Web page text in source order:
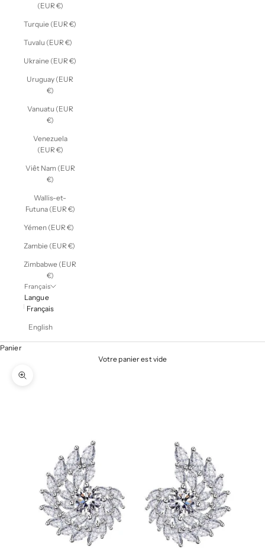
(EUR €)
Turquie (EUR €)
Tuvalu (EUR €)
Ukraine (EUR €)
Uruguay (EUR
€)
Vanuatu (EUR
€)
Venezuela
(EUR €)
Viêt Nam (EUR
€)
Wallis-et-
Futuna (EUR €)
Yémen (EUR €)
Zambie (EUR €)
Zimbabwe (EUR
€)
Français
Langue
Français
English
Panier
Votre panier est vide
Zoomer sur l'image